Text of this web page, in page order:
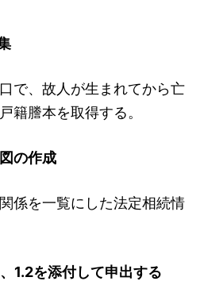
で、故人が生まれてから亡
籍謄本を取得する。
の作成
係を一覧にした法定相続情
1.2を添付して申出する